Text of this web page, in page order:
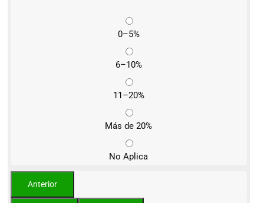
0–5%
6–10%
11–20%
Más de 20%
No Aplica